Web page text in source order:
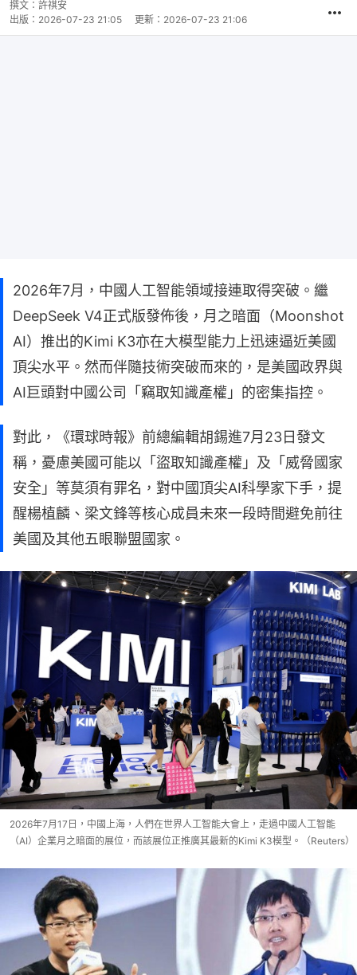
撰文： 許祺安
出版： 2026-07-23 21:05 更新： 2026-07-23 21:06
2026年7月，中國人工智能領域接連取得突破。繼
DeepSeek V4正式版發佈後，月之暗面（Moonshot
AI）推出的Kimi K3亦在大模型能力上迅速逼近美國
頂尖水平。然而伴隨技術突破而來的，是美國政界與
AI巨頭對中國公司「竊取知識產權」的密集指控。
對此，《環球時報》前總編輯胡錫進7月23日發文
稱，憂慮美國可能以「盜取知識產權」及「威脅國家
安全」等莫須有罪名，對中國頂尖AI科學家下手，提
醒楊植麟、梁文鋒等核心成員未來一段時間避免前往
美國及其他五眼聯盟國家。
2026年7月17日，中國上海，人們在世界人工智能大會上，走過中國人工智能
（AI）企業月之暗面的展位，而該展位正推廣其最新的Kimi K3模型。（Reuters）